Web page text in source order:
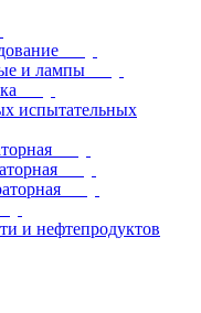
и лампы
испытательных
и нефтепродуктов